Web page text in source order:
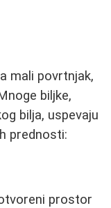
mali povrtnjak,
biljke,
bilja, uspevaju
prednosti:
prostor